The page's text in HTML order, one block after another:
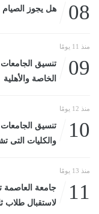
08 هل يجوز
منذ 11 يومًا
09
الخاصة والأهلية
منذ 12 يومًا
10
والكليات التى
منذ 13 يومًا
11
جامعة العاصمة
لاستقبال طلاب